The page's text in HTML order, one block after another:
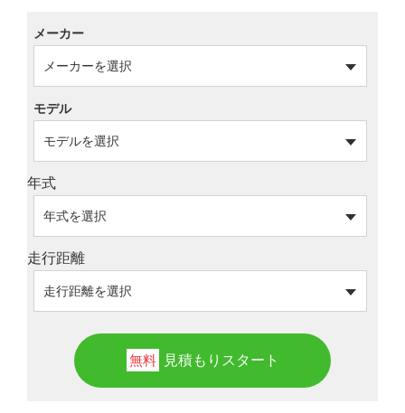
メーカー
モデル
年式
走行距離
無料 見積もりスタート